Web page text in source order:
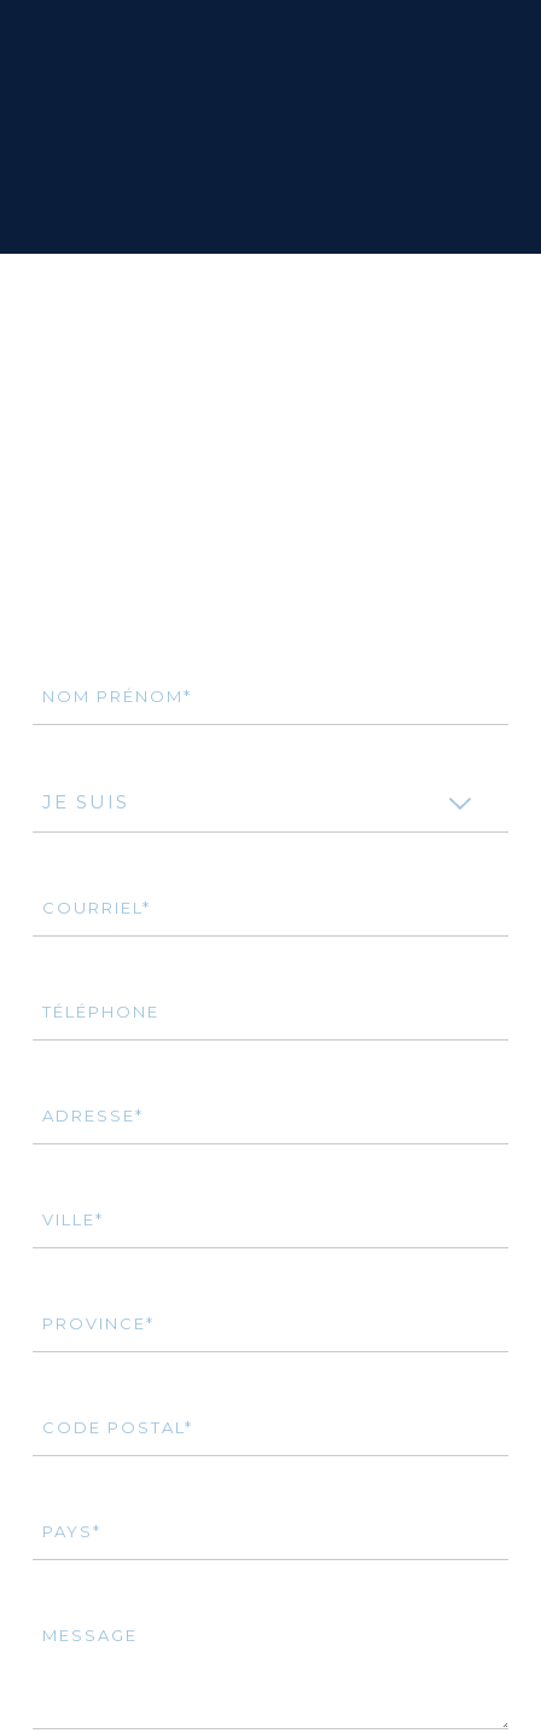
NOM PRÉNOM*
JE SUIS
COURRIEL*
TÉLÉPHONE
ADRESSE*
VILLE*
PROVINCE*
CODE POSTAL*
PAYS*
MESSAGE